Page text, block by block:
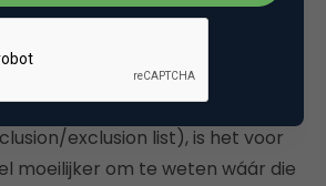
advertentieruimte nu
inkopen, en dit doen,
en niet zozeer de
doelgroep zich bevindt (naast
exclusion list), is het voor
moeilijker om te weten wáár die